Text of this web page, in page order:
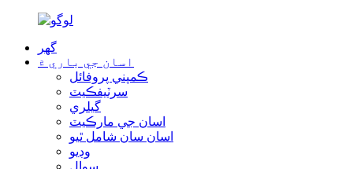
گھر
اسان جي باري ۾
ڪمپني پروفائل
سرٽيفڪيٽ
گيلري
اسان جي مارڪيٽ
اسان سان شامل ٿيو
وڊيو
سوال